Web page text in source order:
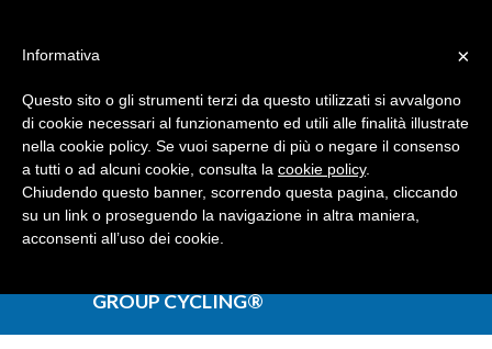
GROUP CYCLING®
×
Informativa
Questo sito o gli strumenti terzi da questo utilizzati si avvalgono
di cookie necessari al funzionamento ed utili alle finalità illustrate
nella cookie policy. Se vuoi saperne di più o negare il consenso
a tutti o ad alcuni cookie, consulta la cookie policy.
Chiudendo questo banner, scorrendo questa pagina, cliccando
su un link o proseguendo la navigazione in altra maniera,
acconsenti all’uso dei cookie.